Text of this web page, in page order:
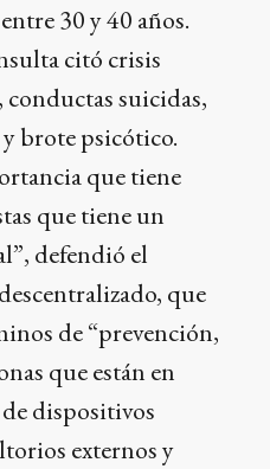
30 y 40 años.
citó crisis
conductas suicidas,
brote psicótico.
que tiene
que tiene un
defendió el
que
de “prevención,
que están en
dispositivos
externos y